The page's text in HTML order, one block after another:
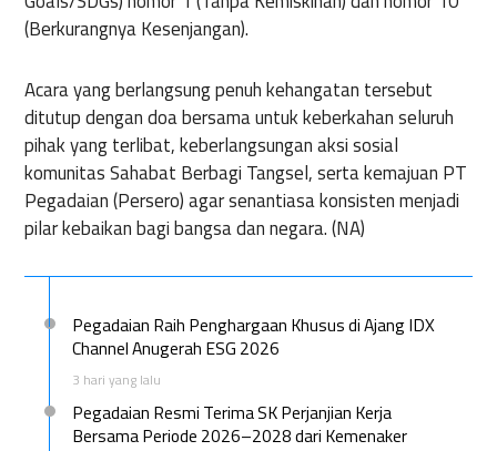
(Berkurangnya Kesenjangan).
Acara yang berlangsung penuh kehangatan tersebut
ditutup dengan doa bersama untuk keberkahan seluruh
pihak yang terlibat, keberlangsungan aksi sosial
komunitas Sahabat Berbagi Tangsel, serta kemajuan PT
Pegadaian (Persero) agar senantiasa konsisten menjadi
pilar kebaikan bagi bangsa dan negara. (NA)
Pegadaian Raih Penghargaan Khusus di Ajang IDX
Channel Anugerah ESG 2026
3 hari yang lalu
Pegadaian Resmi Terima SK Perjanjian Kerja
Bersama Periode 2026–2028 dari Kemenaker